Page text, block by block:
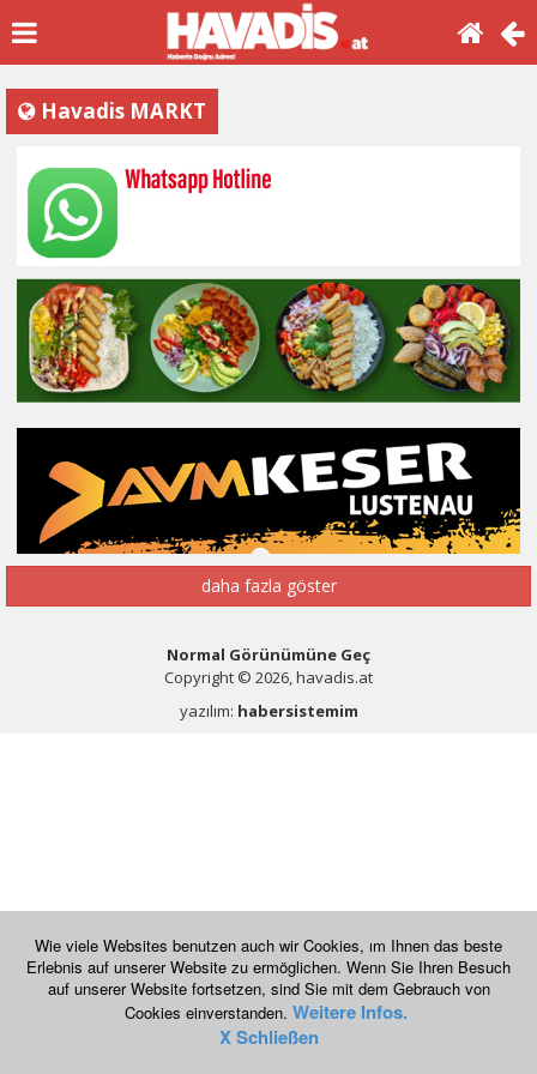
Havadis MARKT
daha fazla göster
Normal Görünümüne Geç
Copyright © 2026, havadis.at
yazılım: habersistemim
Wie viele Websites benutzen auch wir Cookies, ım Ihnen das beste
Erlebnis auf unserer Website zu ermöglichen. Wenn Sie Ihren Besuch
auf unserer Website fortsetzen, sind Sie mit dem Gebrauch von
Cookies einverstanden. Weitere Infos.
X Schließen